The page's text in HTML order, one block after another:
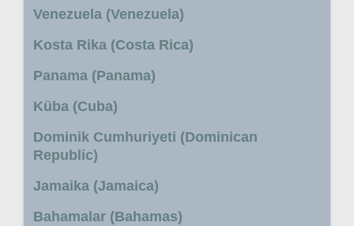
Venezuela (Venezuela)
Kosta Rika (Costa Rica)
Panama (Panama)
Küba (Cuba)
Dominik Cumhuriyeti (Dominican
Republic)
Jamaika (Jamaica)
Bahamalar (Bahamas)